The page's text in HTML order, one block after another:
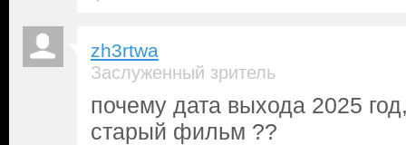
zh3rtwa
Заслуженный зритель
почему дата выхода 2025
старый фильм ??